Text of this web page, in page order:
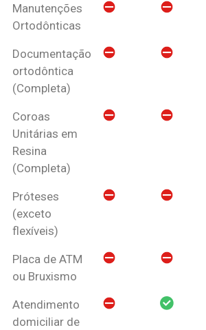
Manutenções
Ortodônticas
Documentação
ortodôntica
(Completa)
Coroas
Unitárias em
Resina
(Completa)
Próteses
(exceto
flexíveis)
Placa de ATM
ou Bruxismo
Atendimento
domiciliar de